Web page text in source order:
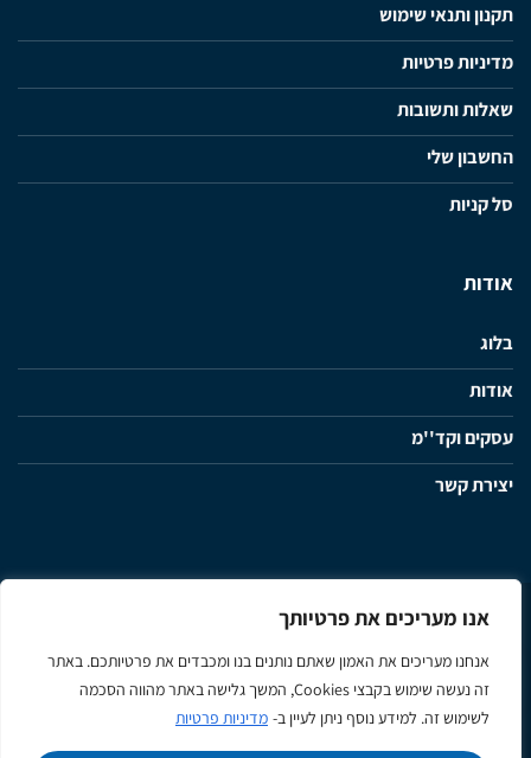
אנו מעריכים את פרטיותך
אנחנו מעריכים את האמון שאתם נותנים בנו ומכבדים את פרטיותכם. באתר
זה נעשה שימוש בקבצי Cookies, המשך גלישה באתר מהווה הסכמה
לשימוש זה. למידע נוסף ניתן לעיין ב- מדיניות פרטיות
תקנון ותנאי שימוש
מדיניות פרטיות
שאלות ותשובות
החשבון שלי
סל קניות
אודות
בלוג
אודות
עסקים וקד''מ
יצירת קשר
מדיניות פרטיות תנאי שימוש ותקנון האתר
Visa
MasterCard
Google
Pay
Apple
Pay